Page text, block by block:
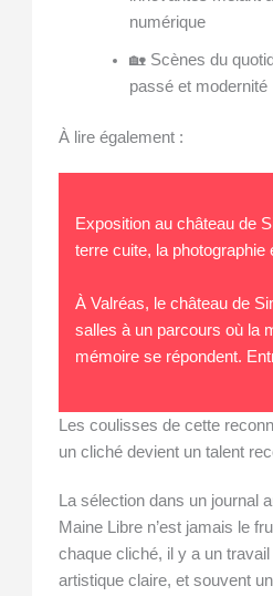
numérique
🏡 Scènes du
passé et modernité
À lire également :
Exposition au château de
terre cuite, la photographie
À Valréas, le château de
salles à un parcours où la
mémoire se répondent.
Les coulisses de cette
un cliché devient un talent
La sélection dans un journal
Maine Libre n’est jamais le
chaque cliché, il y a un
artistique claire, et souvent